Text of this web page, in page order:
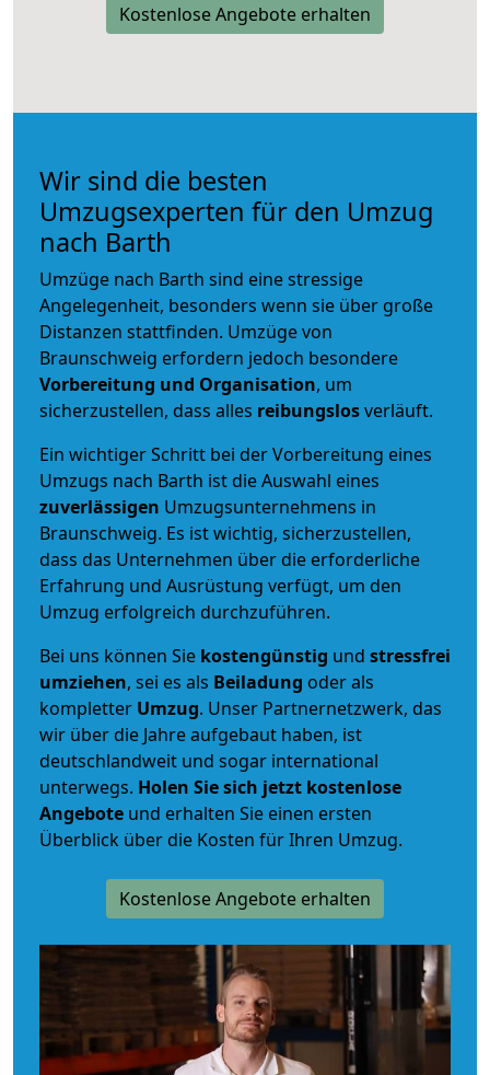
Kostenlose Angebote erhalten
Wir sind die besten
Umzugsexperten für den Umzug
nach Barth
Umzüge nach Barth sind eine stressige
Angelegenheit, besonders wenn sie über große
Distanzen stattfinden. Umzüge von
Braunschweig erfordern jedoch besondere
Vorbereitung und Organisation, um
sicherzustellen, dass alles reibungslosverläuft.
Ein wichtiger Schritt bei der Vorbereitung eines
Umzugs nach Barth ist die Auswahl eines
zuverlässigen Umzugsunternehmens in
Braunschweig. Es ist wichtig, sicherzustellen,
dass das Unternehmen über die erforderliche
Erfahrung und Ausrüstung verfügt, um den
Umzug erfolgreich durchzuführen.
Bei uns können Sie kostengünstig und stressfrei
umziehen, sei es als Beiladung oder als
kompletter Umzug. Unser Partnernetzwerk, das
wir über die Jahre aufgebaut haben, ist
deutschlandweit und sogar international
unterwegs. Holen Sie sich jetzt kostenlose
Angebote und erhalten Sie einen ersten
Überblick über die Kosten für Ihren Umzug.
Kostenlose Angebote erhalten